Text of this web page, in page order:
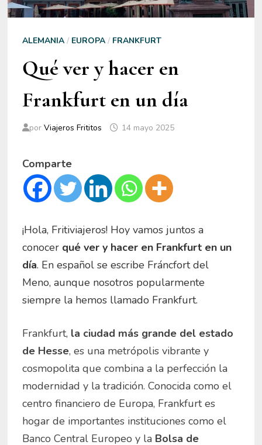
ALEMANIA/ EUROPA/ FRANKFURT
Qué ver y hacer en
Frankfurt en un día
por Viajeros Frititos 14 mayo 2025
Comparte
¡Hola, Fritiviajeros! Hoy vamos juntos a
conocer qué ver y hacer en Frankfurt en un
día. En español se escribe Fráncfort del
Meno, aunque nosotros popularmente
siempre la hemos llamado Frankfurt.
Frankfurt, la ciudad más grande del estado
de Hesse, es una metrópolis vibrante y
cosmopolita que combina a la perfección la
modernidad y la tradición. Conocida como el
centro financiero de Europa, Frankfurt es
hogar de importantes instituciones como el
Banco Central Europeo y la Bolsa de